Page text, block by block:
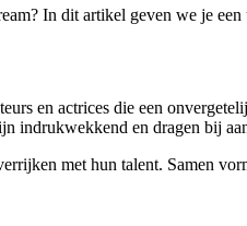
In dit artikel geven we je
en actrices die een
indrukwekkend en dragen bij
met hun talent. Samen